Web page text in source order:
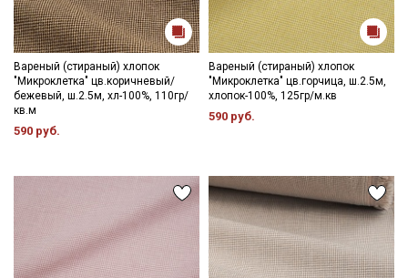
Вареный (стираный) хлопок
"Микроклетка" цв.коричневый/
бежевый, ш.2.5м, хл-100%, 110гр/
кв.м
590 руб.
Вареный (стираный) хлопок
"Микроклетка" цв.горчица, ш.2.5м,
хлопок-100%, 125гр/м.кв
590 руб.